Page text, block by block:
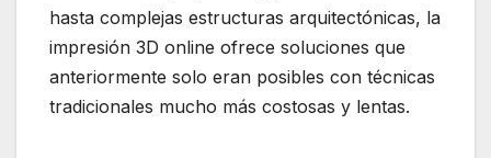
hasta complejas estructuras arquitectónicas, la
impresión 3D online ofrece soluciones que
anteriormente solo eran posibles con técnicas
tradicionales mucho más costosas y lentas.